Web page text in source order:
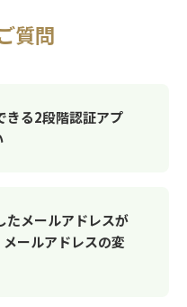
質問
きる2段階認証アプ
たメールアドレスが
ールアドレスの変